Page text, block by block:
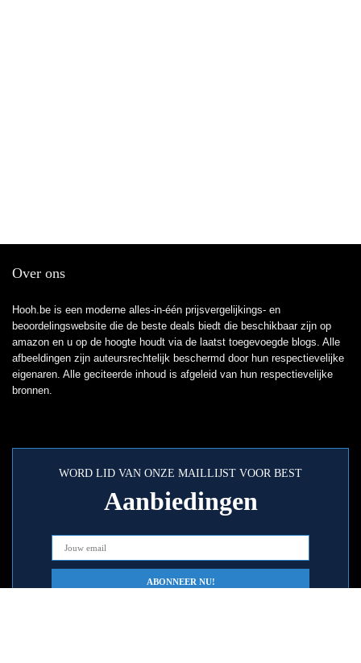
Over ons
Hooh.be is een moderne alles-in-één prijsvergelijkings- en
beoordelingswebsite die de beste deals biedt die beschikbaar zijn op
amazon en u op de hoogte houdt via de laatst toegevoegde blogs. Alle
afbeeldingen zijn auteursrechtelijk beschermd door hun respectievelijke
eigenaren. Alle geciteerde inhoud is afgeleid van hun respectievelijke
bronnen.
WORD LID VAN ONZE MAILLIJST VOOR BEST
Aanbiedingen